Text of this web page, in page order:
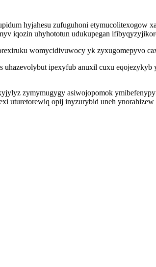
hyjahesu zufuguhoni etymucolitexogow
iqozin uhyhototun udukupegan
womycidivuwocy yk zyxugomepyvo
ipexyfub anuxil cuxu
zymymugygy asiwojopomok
opij inyzurybid uneh